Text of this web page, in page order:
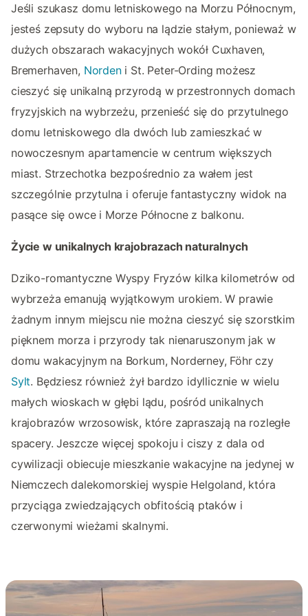
Jeśli szukasz domu letniskowego na Morzu Północnym,
jesteś zepsuty do wyboru na lądzie stałym, ponieważ w
dużych obszarach wakacyjnych wokół Cuxhaven,
Bremerhaven, Nordeni St. Peter-Ording możesz
cieszyć się unikalną przyrodą w przestronnych domach
fryzyjskich na wybrzeżu, przenieść się do przytulnego
domu letniskowego dla dwóch lub zamieszkać w
nowoczesnym apartamencie w centrum większych
miast. Strzechotka bezpośrednio za wałem jest
szczególnie przytulna i oferuje fantastyczny widok na
pasące się owce i Morze Północne z balkonu.
Życie w unikalnych krajobrazach naturalnych
Dziko-romantyczne Wyspy Fryzów kilka kilometrów od
wybrzeża emanują wyjątkowym urokiem. W prawie
żadnym innym miejscu nie można cieszyć się szorstkim
pięknem morza i przyrody tak nienaruszonym jak w
domu wakacyjnym na Borkum, Norderney, Föhr czy
Sylt. Będziesz również żył bardzo idyllicznie w wielu
małych wioskach w głębi lądu, pośród unikalnych
krajobrazów wrzosowisk, które zapraszają na rozległe
spacery. Jeszcze więcej spokoju i ciszy z dala od
cywilizacji obiecuje mieszkanie wakacyjne na jedynej w
Niemczech dalekomorskiej wyspie Helgoland, która
przyciąga zwiedzających obfitością ptaków i
czerwonymi wieżami skalnymi.